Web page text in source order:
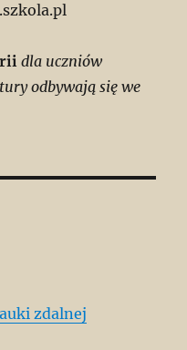
dla uczniów
odbywają się we
zdalnej